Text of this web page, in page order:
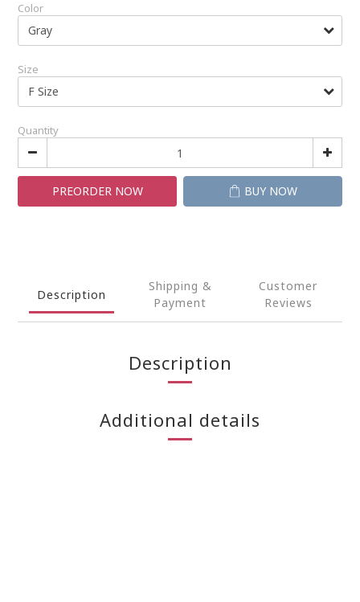
Color
Size
Quantity
PREORDER NOW BUY NOW
Description
Shipping &
Payment
Customer
Reviews
Description
Additional details